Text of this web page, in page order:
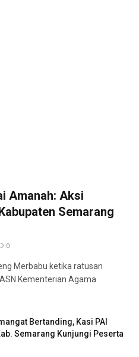
Amanah: Aksi
Semarang
0
Merbabu ketika ratusan
Kementerian Agama
Bertanding, Kasi PAI
Semarang Kunjungi Peserta